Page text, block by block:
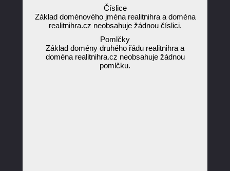
Číslice
Základ doménového jména realitnihra a doména
realitnihra.cz neobsahuje žádnou číslici.
Pomlčky
Základ domény druhého řádu realitnihra a
doména realitnihra.cz neobsahuje žádnou
pomlčku.